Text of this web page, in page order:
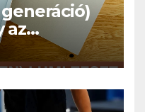
generáció)
az
a